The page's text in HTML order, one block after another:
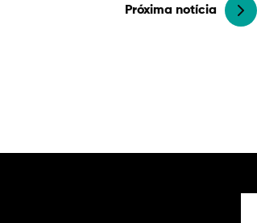
Próxima notícia